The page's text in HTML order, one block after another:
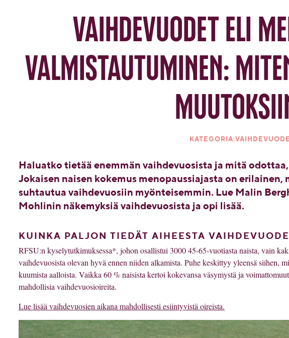
Vaihdevuodet eli
valmistautuminen:
Haluatko tietää enemmän vaihdevuosista ja mitä
Jokaisen naisen kokemus menopaussiajasta on
suhtautua vaihdevuosiin myönteisemmin. Lue Malin
Mohlinin näkemyksiä vaihdevuosista ja opi lisää.
KUINKA PALJON TIEDÄT AIHEESTA
RFSU:n kyselytutkimuksessa*, johon osallistui 3000 45-65-vuotiasta naista, vain
vaihdevuosista olevan hyvä ennen niiden alkamista. Puhekeskittyyyleensä siihen,
kuumista aalloista. Vaikka 60 %naisista kertoi kokevansa väsymystä ja
mahdollisia vaihdevuosioireita.
Lue lisää vaihdevuosien aikana mahdollisesti esiintyvistä oireista.